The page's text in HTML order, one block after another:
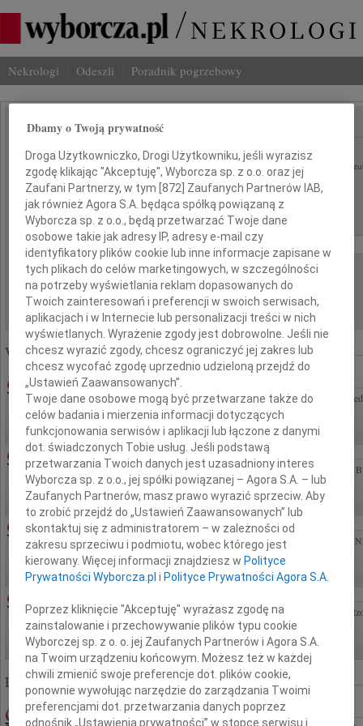
Nekrologi Odeszli Poradnik pogrzebowy
SZUKAJ NEKROLOGU
Imię i nazwisko lub numer ogłoszenia:
Miasto: Region:
Data:
od: do:
Liczba wyników na stronie:
Wyróżnione ogłoszenia:
TADEUSZ KOTŁOWSKI05.08.2026POZNAŃ
Z ogromnym żalem i bólem w sercu zawiadamiamy, że w dniu 3 sierpnia 2026 r.
Kochany Mąż, Tata i Dziadek Profesor dr hab. Tadeusz Kotłowski Ceremonia...
TADEUSZ GAPIŃSKI03.08.2026CAŁA POLSKA
Z ogromnym smutkiem przyjęliśmy wiadomość o śmierci Ś.P. Tadeusza Gapińskiego
Łódź Wieloletniego kierownika Widzewa Łódź, z którym święcił...
ANDRZEJ MOROZOWSKI 06.08.2026CAŁA POLSKA
Żegnamy Andrzeja Morozowskiego Wybitnego dziennikarza, który współtworzył
uczył nas, że nawet o najtrudniejszych sprawach można rozmawiać...
Z głębokim smutkiem przyjęliśmy wiadomość o śmierci Huberta Geldnera Marianie,
szczerego współczucia i słowa wsparcia składają Bożena i Jurek Cieślikowie,...
Liczba znalezionych nekrologów: 322 818
ELŻBIETA LEWANDOWSKA-KORSAK03.09.2010WARSZAWA
Dbamy o Twoją prywatność
Droga Użytkowniczko, Drogi Użytkowniku, jeśli wyrazisz
zgodę klikając "Akceptuję", Wyborcza sp. z o.o. oraz jej
Zaufani Partnerzy, w tym [872] Zaufanych Partnerów IAB,
jak również Agora S.A. będąca spółką powiązaną z
Wyborcza sp. z o.o., będą przetwarzać Twoje dane
osobowe takie jak adresy IP, adresy e-mail czy
identyfikatory plików cookie lub inne informacje zapisane w
tych plikach do celów marketingowych, w szczególności
na potrzeby wyświetlania reklam dopasowanych do
Twoich zainteresowań i preferencji w swoich serwisach,
aplikacjach i w Internecie lub personalizacji treści w nich
wyświetlanych. Wyrażenie zgody jest dobrowolne. Jeśli nie
chcesz wyrazić zgody, chcesz ograniczyć jej zakres lub
chcesz wycofać zgodę uprzednio udzieloną przejdź do
„Ustawień Zaawansowanych”.
Twoje dane osobowe mogą być przetwarzane także do
celów badania i mierzenia informacji dotyczących
funkcjonowania serwisów i aplikacji lub łączone z danymi
dot. świadczonych Tobie usług. Jeśli podstawą
przetwarzania Twoich danych jest uzasadniony interes
Wyborcza sp. z o.o., jej spółki powiązanej – Agora S.A. – lub
Zaufanych Partnerów, masz prawo wyrazić sprzeciw. Aby
to zrobić przejdź do „Ustawień Zaawansowanych” lub
skontaktuj się z administratorem – w zależności od
zakresu sprzeciwu i podmiotu, wobec którego jest
kierowany. Więcej informacji znajdziesz wPolityce
Prywatności Wyborcza.pl iPolityce Prywatności Agora S.A.
Poprzez kliknięcie "Akceptuję" wyrażasz zgodę na
zainstalowanie i przechowywanie plików typu cookie
Wyborczej sp. z o. o. jej Zaufanych Partnerów i Agora S.A.
na Twoim urządzeniu końcowym. Możesz też w każdej
chwili zmienić swoje preferencje dot. plików cookie,
ponownie wywołując narzędzie do zarządzania Twoimi
preferencjami dot. przetwarzania danych poprzez
odnośnik „Ustawienia prywatności” w stopce serwisu i